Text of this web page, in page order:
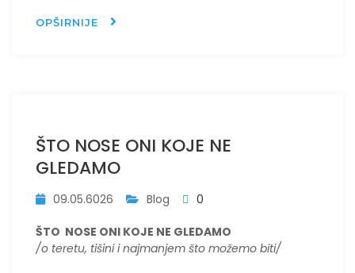
OPŠIRNIJE
ŠTO NOSE ONI KOJE NE
GLEDAMO
09.05.6026 Blog 0
ŠTO NOSE ONI KOJE NE GLEDAMO
/o teretu, tišini i najmanjem što možemo biti/